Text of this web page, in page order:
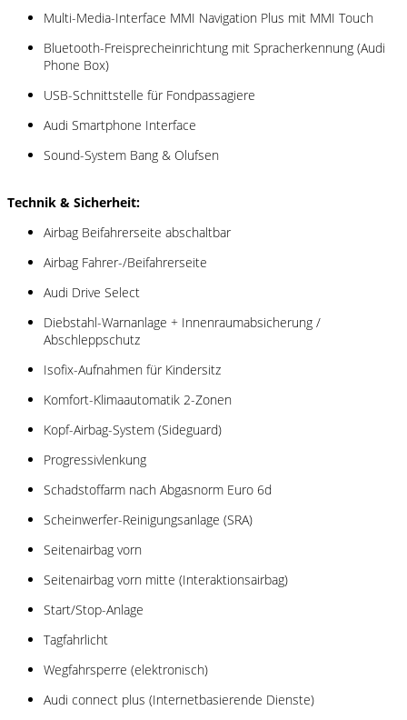
Multi-Media-Interface MMI Navigation Plus mit MMI Touch
Bluetooth-Freisprecheinrichtung mit Spracherkennung (Audi
Phone Box)
USB-Schnittstelle für Fondpassagiere
Audi Smartphone Interface
Sound-System Bang & Olufsen
Technik & Sicherheit:
Airbag Beifahrerseite abschaltbar
Airbag Fahrer-/Beifahrerseite
Audi Drive Select
Diebstahl-Warnanlage + Innenraumabsicherung /
Abschleppschutz
Isofix-Aufnahmen für Kindersitz
Komfort-Klimaautomatik 2-Zonen
Kopf-Airbag-System (Sideguard)
Progressivlenkung
Schadstoffarm nach Abgasnorm Euro 6d
Scheinwerfer-Reinigungsanlage (SRA)
Seitenairbag vorn
Seitenairbag vorn mitte (Interaktionsairbag)
Start/Stop-Anlage
Tagfahrlicht
Wegfahrsperre (elektronisch)
Audi connect plus (Internetbasierende Dienste)